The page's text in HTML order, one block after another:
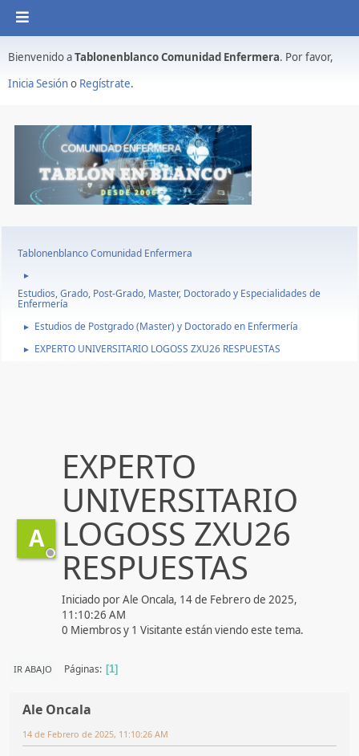
Bienvenido aTablonenblanco Comunidad Enfermera. Por favor,
Inicia Sesióno Regístrate.
Tablonenblanco Comunidad Enfermera
►
Estudios, Grado, Post-Grado, Master, Doctorado y Especialidades de
Enfermería
► Estudios de Postgrado (Master) y Doctorado en Enfermería
► EXPERTO UNIVERSITARIO LOGOSS ZXU26 RESPUESTAS
A
EXPERTO
UNIVERSITARIO
LOGOSS ZXU26
RESPUESTAS
Iniciado por Ale Oncala, 14 de Febrero de 2025,
11:10:26 AM
0 Miembros y 1 Visitante están viendo este tema.
IR ABAJO Páginas 1
Ale Oncala
14 de Febrero de 2025, 11:10:26 AM